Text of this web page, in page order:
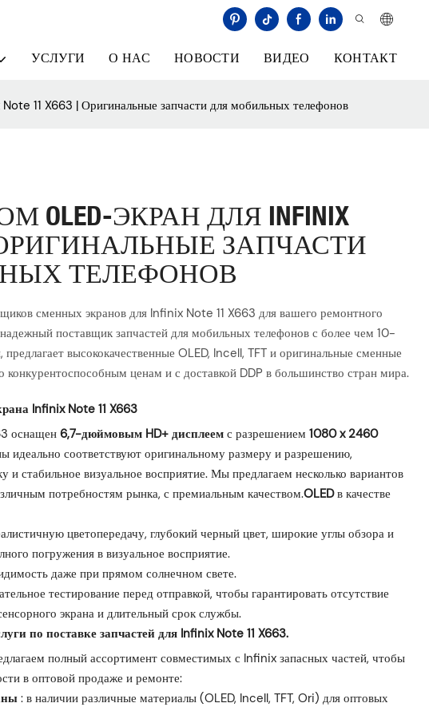
УСЛУГИ О НАС НОВОСТИ ВИДЕО КОНТАКТ
11 X663 | Оригинальные запчасти для мобильных телефонов
OLED-ЭКРАН ДЛЯ INFINIX
| ОРИГИНАЛЬНЫЕ ЗАПЧАСТИ
ТЕЛЕФОНОВ
сменных экранов для Infinix Note 11 X663 для вашего ремонтного
поставщик запчастей для мобильных телефонов с более чем 10-
высококачественные OLED, Incell, TFT и оригинальные сменные
ценам и с доставкой DDP в большинство стран мира.
Infinix Note 11 X663
оснащен 6,7-дюймовым HD+ дисплеем с разрешением 1080 x 2460
идеально соответствуют оригинальному размеру и разрешению,
и стабильное визуальное восприятие. Мы предлагаем несколько вариантов
потребностям рынка, с премиальным качеством.OLEDв качестве
цветопередачу, глубокий черный цвет, широкие углы обзора и
погружения в визуальное восприятие.
даже при прямом солнечном свете.
тестирование перед отправкой, чтобы гарантировать отсутствие
экрана и длительный срок службы.
по поставке запчастей для Infinix Note 11 X663.
полный ассортимент совместимых с Infinix запасных частей, чтобы
в оптовой продаже и ремонте:
: в наличии различные материалы (OLED, Incell, TFT, Ori) для оптовых